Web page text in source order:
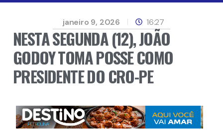
janeiro 9, 2026 16:27
NESTA SEGUNDA (12), JOÃO
GODOY TOMA POSSE COMO
PRESIDENTE DO CRO-PE